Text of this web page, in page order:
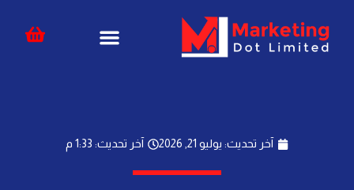
المحتوى
آخر تحديث: يوليو 21, 2026 آخر تحديث: 1:33 م